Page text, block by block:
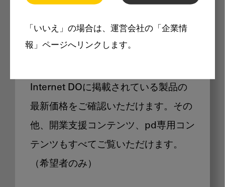
「いいえ」の場合は、運営会社の「企業情
報」ページへリンクします。
製品価格も閲覧可能
Internet DOに掲載されている製品の
最新価格をご確認いただけます。その
他、開業支援コンテンツ、pd専用コン
テンツもすべてご覧いただけます。
（希望者のみ）